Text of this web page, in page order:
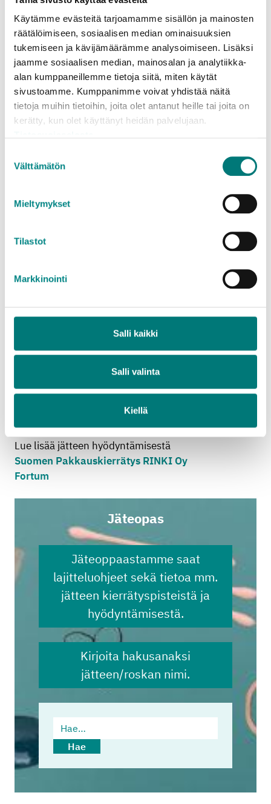
Käytämme evästeitä tarjoamamme sisällön ja mainosten
räätälöimiseen, sosiaalisen median ominaisuuksien
tukemiseen ja kävijämäärämme analysoimiseen. Lisäksi
jaamme sosiaalisen median, mainosalan ja analytiikka-
alan kumppaneillemme tietoja siitä, miten käytät
sivustoamme. Kumppanimme voivat yhdistää näitä
tietoja muihin tietoihin, joita olet antanut heille tai joita on
kerätty, kun olet käyttänyt heidän palvelujaan.
valinta
Välttämätön
Mieltymykset
Tilastot
Markkinointi
Salli kaikki
Salli valinta
Kiellä
Oheiset hinta- ja määrärajoitustiedot koskevat
jäteasemille tuotaviakotitalouksien
pienkuormia. (Alv 25,5 %.)
Kotitalouksien suurkuormien sekä yritysten
pien- ja suurkuormien hinta- ja
määrärajoitustiedot löytyvät erillisiltä
hinnastosivuilta:
Jäteasemahinnasto yrityksille (pien- ja
hetkellä yli puolet käsitellään kotimaassa ja loput
materiaali lajitellaan eri muovilaatuihin ja siitä
valmistetaan granulaattia, eli kierrätysmuovirakeita
raaka-aineeksi muovituotteita valmistavalle
teollisuudelle. Kierrätysmuovista valmistetaan mm.
Lue lisää jätteen hyödyntämisestä
Suomen Pakkauskierrätys RINKI Oy
Fortum
Jäteopas
Jäteoppaastamme saat
lajitteluohjeet sekä tietoa mm.
jätteen kierrätyspisteistä ja
hyödyntämisestä.
Kirjoita hakusanaksi
jätteen/roskan nimi.
Hae…
Hae